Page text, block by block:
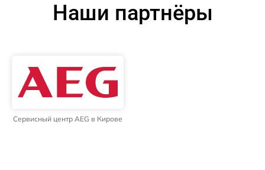
Наши партнёры
Сервисный центр AEG в Кирове